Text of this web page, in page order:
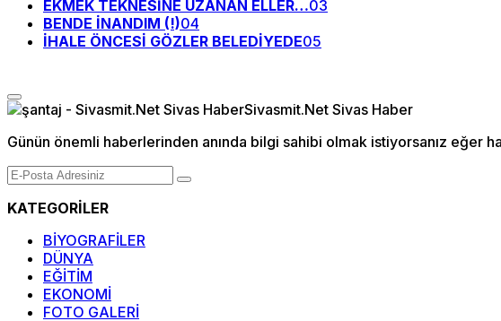
EKMEK TEKNESİNE UZANAN ELLER…03
BENDE İNANDIM (!)04
İHALE ÖNCESİ GÖZLER BELEDİYEDE05
Günün önemli haberlerinden anında bilgi sahibi olmak istiyorsanız eğer
KATEGORİLER
BİYOGRAFİLER
DÜNYA
EĞİTİM
EKONOMİ
FOTO GALERİ